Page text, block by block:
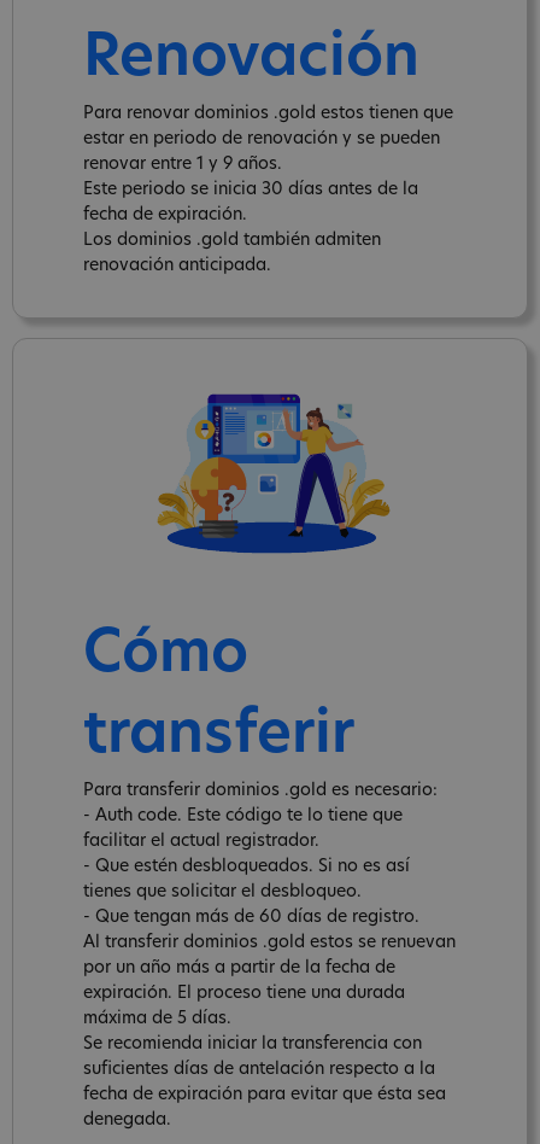
Renovación
Para renovar dominios .gold estos tienen que
estar en periodo de renovación y se pueden
renovar entre 1 y 9 años.
Este periodo se inicia 30 días antes de la
fecha de expiración.
Los dominios .gold también admiten
renovación anticipada.
Cómo
transferir
Para transferir dominios .gold es necesario:
- Auth code. Este código te lo tiene que
facilitar el actual registrador.
- Que estén desbloqueados. Si no es así
tienes que solicitar el desbloqueo.
- Que tengan más de 60 días de registro.
Al transferir dominios .gold estos se renuevan
por un año más a partir de la fecha de
expiración. El proceso tiene una durada
máxima de 5 días.
Se recomienda iniciar la transferencia con
suficientes días de antelación respecto a la
fecha de expiración para evitar que ésta sea
denegada.